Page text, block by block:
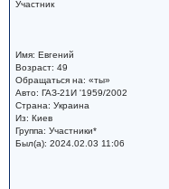
Участник
Имя: Евгений
Возраст: 49
Обращаться на: «ты»
Авто: ГАЗ-21И '1959/2002
Страна: Украина
Из: Киев
Группа: Участники*
Был(а): 2024.02.03 11:06